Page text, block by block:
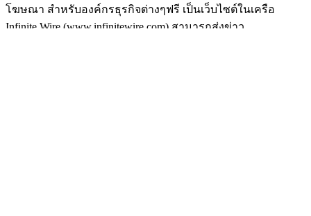
โฆษณา สำหรับองค์กรธุรกิจต่างๆฟรี เป็นเว็บไซต์ในเครือ
Infinite Wire (www.infinitewire.com) สามารถส่งข่าว